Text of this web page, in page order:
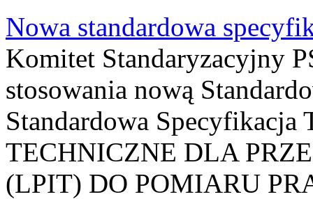
Nowa standardowa
Komitet Standaryzacyjny
stosowania nową
Standardowa
TECHNICZNE DLA
(LPIT) DO POMIARU